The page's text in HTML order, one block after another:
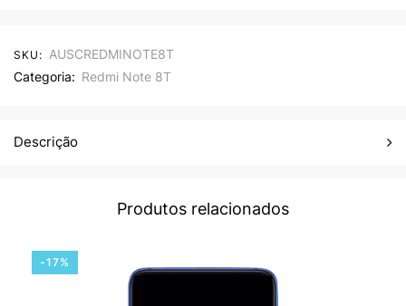
SKU: AUSCREDMINOTE8T
Categoria: Redmi Note 8T
Descrição
Produtos relacionados
-17%